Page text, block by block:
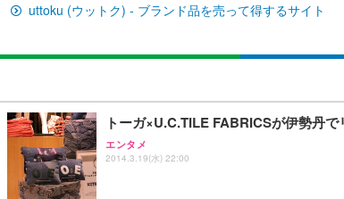
Sezlife オフィスチェア デスクチェア 疲れ
ション PCチェア 通気性メッシュ ゲーミン
￥49,979
【整備済み品】Dell E2724HS 27インチ 液
￥15,800
￥1,800
Smart Basic(スマートベーシック) 【
￥3,670
uttoku (ウットク) - ブランド品を売って得するサイト
トーガ×U.C.TILE FABRICSが伊勢丹
エンタメ
2014.3.19(水) 22:00